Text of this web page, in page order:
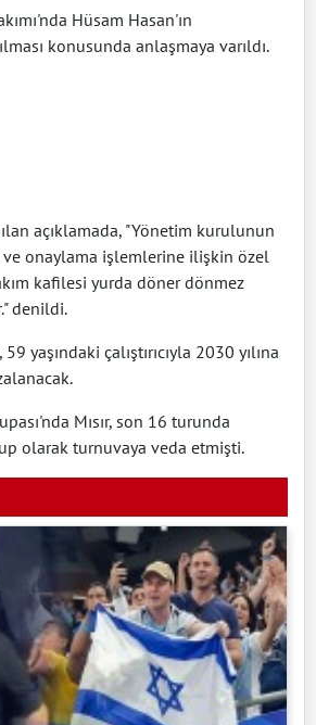
Hüsam Hasan'ın
konusunda anlaşmaya varıldı.
açıklamada, "Yönetim kurulunun
onaylama işlemlerine ilişkin özel
kafilesi yurda döner dönmez
denildi.
59 yaşındaki çalıştırıcıyla 2030 yılına
Mısır, son 16 turunda
olarak turnuvaya veda etmişti.